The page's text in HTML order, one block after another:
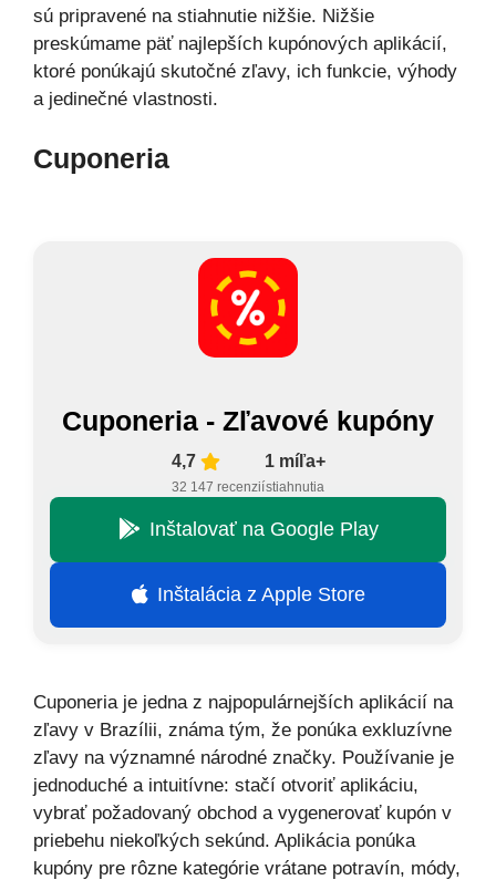
sú pripravené na stiahnutie nižšie. Nižšie
preskúmame päť najlepších kupónových aplikácií,
ktoré ponúkajú skutočné zľavy, ich funkcie, výhody
a jedinečné vlastnosti.
Cuponeria
Cuponeria - Zľavové kupóny
4,7
32 147 recenzií
1 míľa+
stiahnutia
Inštalovať na Google Play
Inštalácia z Apple Store
Cuponeria je jedna z najpopulárnejších aplikácií na
zľavy v Brazílii, známa tým, že ponúka exkluzívne
zľavy na významné národné značky. Používanie je
jednoduché a intuitívne: stačí otvoriť aplikáciu,
vybrať požadovaný obchod a vygenerovať kupón v
priebehu niekoľkých sekúnd. Aplikácia ponúka
kupóny pre rôzne kategórie vrátane potravín, módy,